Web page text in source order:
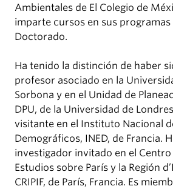
Ambientales de El Colegio de
imparte cursos en sus
Doctorado.
Ha tenido la distinción de haber
profesor asociado en la
Sorbona y en el Unidad de
DPU, de la Universidad de
visitante en el Instituto Nacional
Demográficos, INED, de Francia.
investigador invitado en el
Estudios sobre París y la Región
CRIPIF, de París, Francia. Es